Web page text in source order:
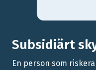
Subsidiärt
En person som